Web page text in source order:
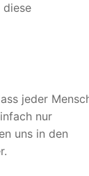
diese
jeder
nur
uns in den